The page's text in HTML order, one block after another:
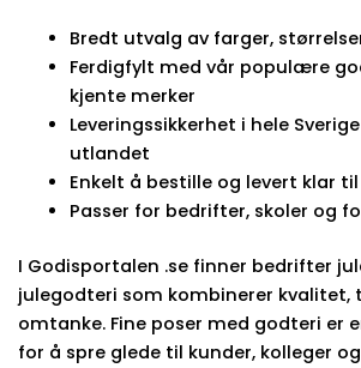
Bredt utvalg av farger,
Ferdigfylt med vår populære
kjente merker
Leveringssikkerhet i hele
utlandet
Enkelt å bestille og levert klar
Passer for bedrifter, skoler og
I Godisportalen .se finner bedrifter
julegodteri som kombinerer kvalitet,
omtanke. Fine poser med godteri er
for å spre glede til kunder, kolleger